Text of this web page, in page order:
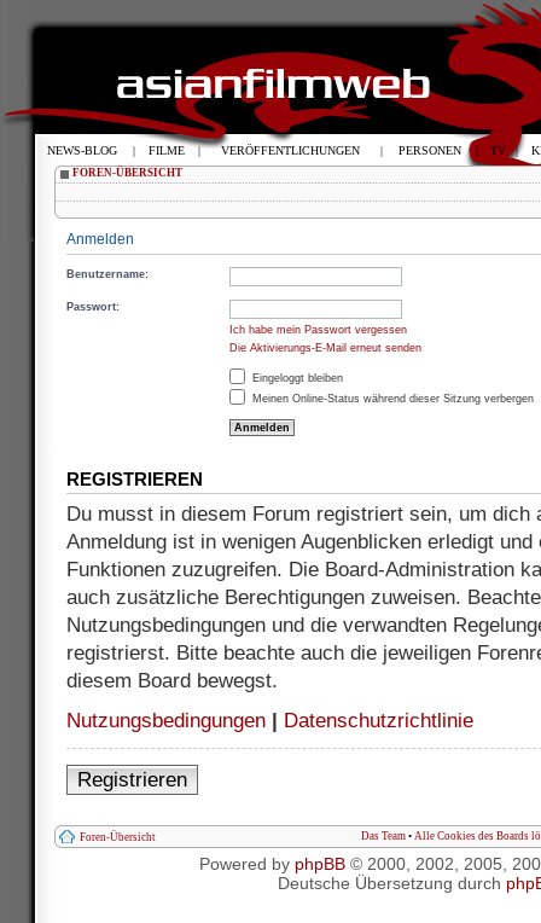
FOREN-ÜBERSICHT
Anmelden
Benutzername:
Passwort:
Ich habe mein Passwort vergessen
Die Aktivierungs-E-Mail erneut senden
Eingeloggt bleiben
Meinen Online-Status während dieser Sitzung verbergen
REGISTRIEREN
Du musst in diesem Forum registriert sein, um dich
Anmeldung ist in wenigen Augenblicken erledigt
Funktionen zuzugreifen. Die Board-Administration
auch zusätzliche Berechtigungen zuweisen.
Nutzungsbedingungen und die verwandten
registrierst. Bitte beachte auch die jeweiligen
diesem Board bewegst.
Nutzungsbedingungen
Datenschutzrichtlinie
Registrieren
Foren-Übersicht Das Team • Alle Cookies des Boards
Powered by phpBB© 2000, 2002, 2005,
Deutsche Übersetzung durch
NEWS-BLOG | FILME | VERÖFFENTLICHUNGEN | PERSONEN | TV |